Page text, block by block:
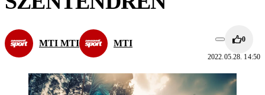
MTI MTI MTI 0
2022.05.28. 14:50